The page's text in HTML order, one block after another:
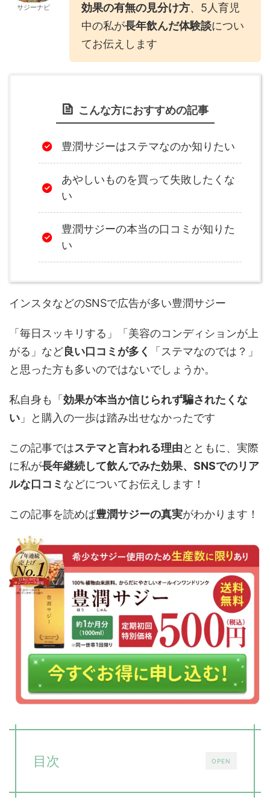
サジーナビ
効果の有無の見分け方、5人育児
中の私が長年飲んだ体験談につい
てお伝えします
こんな方におすすめの記事
豊潤サジーはステマなのか知りたい
あやしいものを買って失敗したくな
い
豊潤サジーの本当の口コミが知りた
い
インスタなどのSNSで広告が多い豊潤サジー
「毎日スッキリする」「美容のコンディションが上
がる」など良い口コミが多く
「ステマなのでは？」
と思った方も多いのではないでしょうか。
私自身も「効果が本当か信じられず騙されたくな
い 」と購入の一歩は踏み出せなかったです
この記事ではステマと言われる理由とともに、実際
に私が長年継続して飲んでみた効果、SNSでのリア
ルな口コミ などについてお伝えします！
この記事を読めば豊潤サジーの真実がわかります！
OPEN
目次